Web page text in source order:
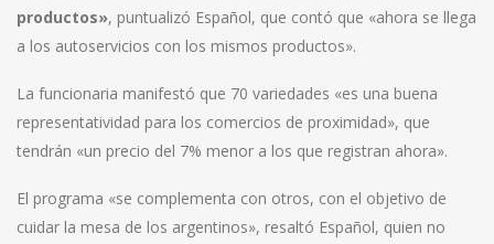
productos», puntualizó Español, que contó que «ahora se llega
a los autoservicios con los mismos productos».
La funcionaria manifestó que 70 variedades «es una buena
representatividad para los comercios de proximidad», que
tendrán «un precio del 7% menor a los que registran ahora».
El programa «se complementa con otros, con el objetivo de
cuidar la mesa de los argentinos», resaltó Español, quien no